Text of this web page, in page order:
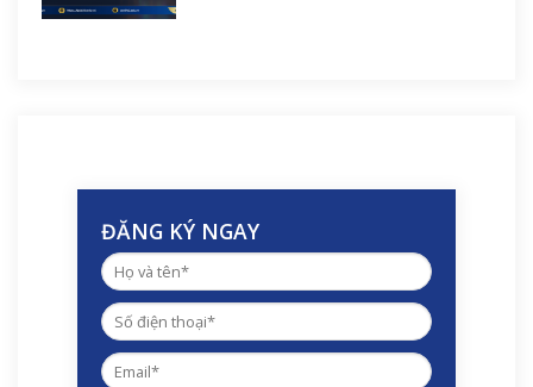
ĐĂNG KÝ NGAY